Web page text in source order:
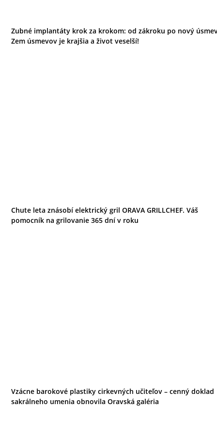
Zubné implantáty krok za krokom: od zákroku po nový
Zem úsmevov je krajšia a život veselší!
Chute leta znásobí elektrický gril ORAVA GRILLCHEF. Váš
pomocník na grilovanie 365 dní v roku
Vzácne barokové plastiky cirkevných učiteľov – cenný doklad
sakrálneho umenia obnovila Oravská galéria